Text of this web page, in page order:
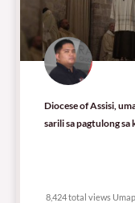
Diocese of Assisi,
sarili sa pagtulong sa
8,424 total views